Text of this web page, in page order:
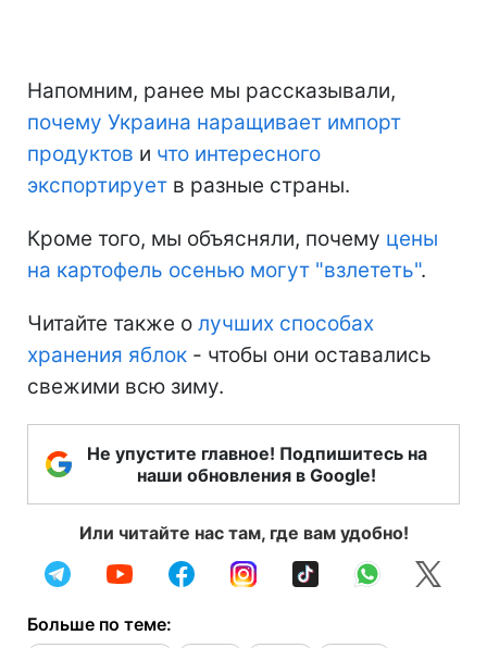
Напомним, ранее мы рассказывали,
почему Украина наращивает импорт
продуктов и что интересного
экспортирует в разные страны.
Кроме того, мы объясняли, почему цены
на картофель осенью могут "взлететь".
Читайте также о лучших способах
хранения яблок - чтобы они оставались
свежими всю зиму.
Не упустите главное! Подпишитесь на
наши обновления в Google!
Или читайте нас там, где вам удобно!
Больше по теме: